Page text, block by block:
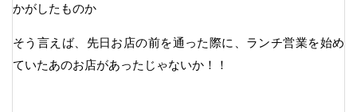
かがしたものか
そう言えば、先日お店の前を通った際に、ランチ営業を始め
ていたあのお店があったじゃないか！！